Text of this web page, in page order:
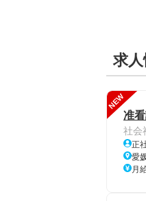
求
NEW
准
社会
正
愛
月